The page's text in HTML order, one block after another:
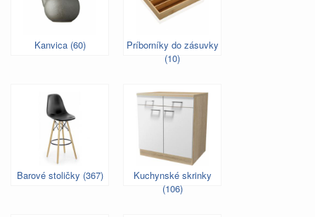
Kanvica (60)
Príborníky do zásuvky
(10)
Barové stoličky (367)
Kuchynské skrinky
(106)